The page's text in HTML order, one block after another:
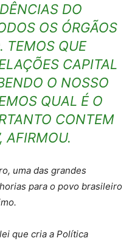
DO
OS ÓRGÃOS
TEMOS QUE
CAPITAL
O NOSSO
QUAL É O
CONTEM
AFIRMOU.
uma das grandes
para o povo brasileiro
que cria a Política